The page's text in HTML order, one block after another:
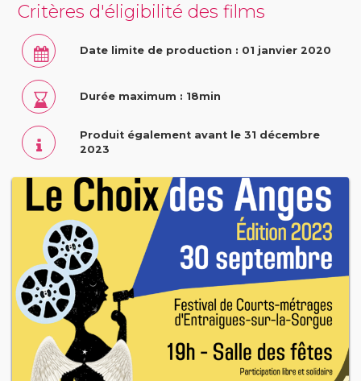
Critères d'éligibilité des films
Date limite de production : 01 janvier 2020
Durée maximum : 18min
Produit également avant le 31 décembre
2023